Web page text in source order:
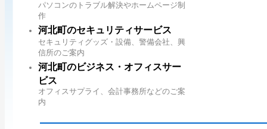
パソコンのトラブル解決やホームページ制
作
河北町のセキュリティサービス
セキュリティグッズ・設備、警備会社、興
信所のご案内
河北町のビジネス・オフィスサー
ビス
オフィスサプライ、会計事務所などのご案
内